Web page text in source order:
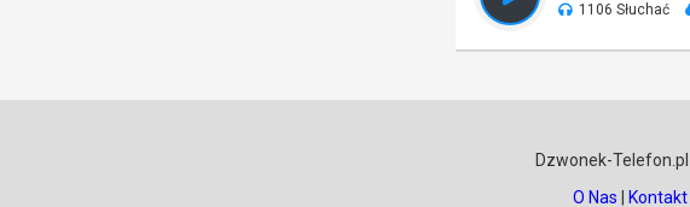
1106 Słuchać
Dzwonek-Telefon.pl
O Nas
Kontakt|